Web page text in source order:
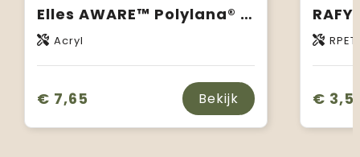
Elles AWARE™ Polylana® sjaal 180x30cm
Acryl
€ 7,65 Bekijk
RPET
€